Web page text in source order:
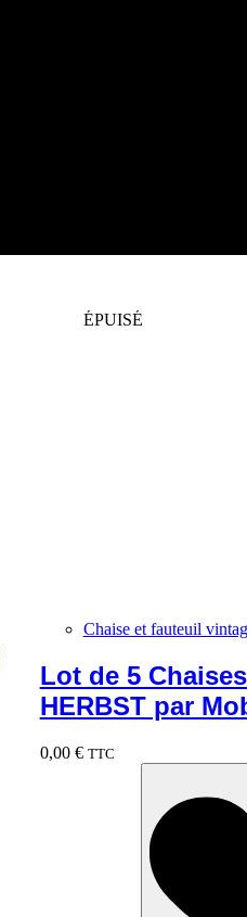
ÉPUISÉ
Chaise et fauteuil
Lot de 5
HERBST par
0,00 € TTC